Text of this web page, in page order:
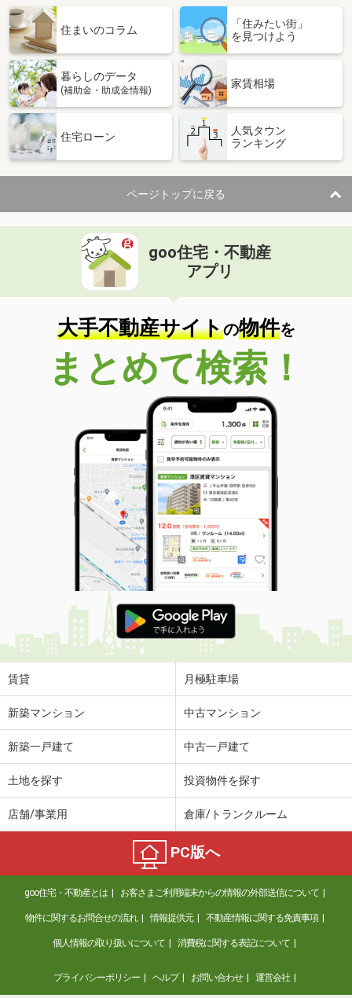
住まいのコラム
「住みたい街」
を見つけよう
暮らしのデータ
(補助金・助成金情報)
家賃相場
住宅ローン
人気タウン
ランキング
ページトップに戻る
goo住宅・不動産
アプリ
大手不動産サイトの物件を
まとめて検索！
賃貸 月極駐車場
新築マンション 中古マンション
新築一戸建て 中古一戸建て
土地を探す 投資物件を探す
店舗/事業用 倉庫/トランクルーム
PC版へ
goo住宅・不動産とは お客さまご利用端末からの情報の外部送信について
物件に関するお問合せの流れ 情報提供元 不動産情報に関する免責事項
個人情報の取り扱いについて 消費税に関する表記について
プライバシーポリシー ヘルプ お問い合わせ 運営会社